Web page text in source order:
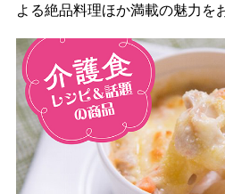
よる絶品料理ほか満載の魅力を